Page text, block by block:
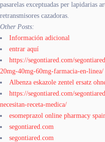
pasarelas exceptuadas per lapidarias
retransmisores cazadoras.
Other Posts:
Información adicional
entrar aquí
https://segontiared.com/
20mg-40mg-60mg-farmacia-en-linea/
Albenza eskazole zentel ersatz
https://segontiared.com/
necesitan-receta-medica/
esomeprazol online pharmacy
segontiared.com
segontiared.com